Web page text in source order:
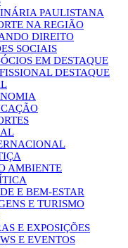
PAULISTANA
NA REGIÃO
DIREITO
SOCIAIS
EM DESTAQUE
DESTAQUE
AMBIENTE
E BEM-ESTAR
E TURISMO
E EXPOSIÇÕES
E EVENTOS